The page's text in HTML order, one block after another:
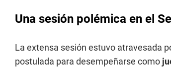
Una sesión polémica en el
La extensa sesión estuvo atravesada
postulada para desempeñarse como